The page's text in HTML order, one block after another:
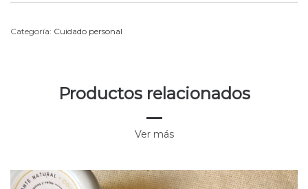
Categoría: Cuidado personal
Productos relacionados
Ver más